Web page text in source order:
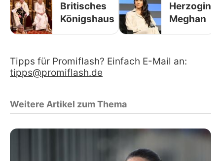
Britisches
Königshaus
Herzogin
Meghan
Tipps für Promiflash? Einfach E-Mail an:
tipps@promiflash.de
Weitere Artikel zum Thema